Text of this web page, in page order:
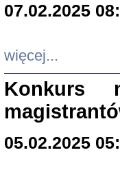
07.02.2025
więcej...
Konkurs
05.02.2025